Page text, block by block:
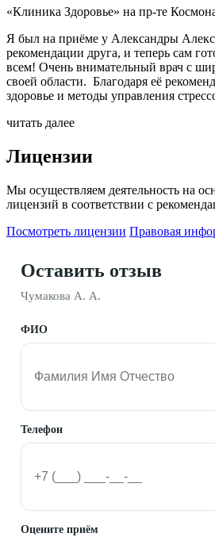
«Клиника Здоровье» на пр-те
Я был на приёме у Александры
рекомендации друга, и теперь сам
всем! Очень внимательный врач с
своей области. Благодаря её
здоровье и методы управления
читать далее
Лицензии
Мы осуществляем деятельность на
лицензий в соответствии с
Посмотреть лицензии Правовая
Оставить отзыв
Чумакова А. А.
ФИО
Телефон
Оцените приём